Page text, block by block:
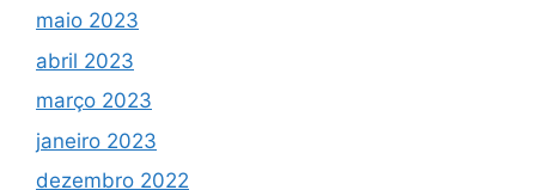
maio 2023
abril 2023
março 2023
janeiro 2023
dezembro 2022